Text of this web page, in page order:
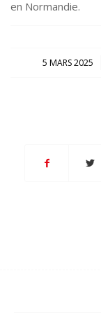
en Normandie.
5 MARS 2025
/